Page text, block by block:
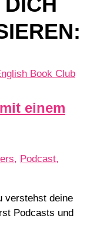
einem
, Podcast,
verstehst deine
Podcasts und